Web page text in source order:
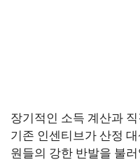
장기적인 소득 계산과
기존 인센티브가 산정
원들의 강한 반발을 불